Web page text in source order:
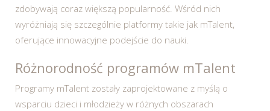
zdobywają coraz większą popularność. Wśród nich
wyróżniają się szczególnie platformy takie jak mTalent,
oferujące innowacyjne podejście do nauki.
Różnorodność programów mTalent
Programy mTalent zostały zaprojektowane z myślą o
wsparciu dzieci i młodzieży w różnych obszarach